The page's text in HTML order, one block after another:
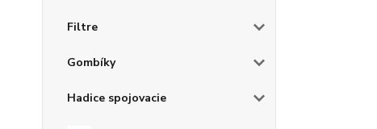
Filtre
Gombíky
Hadice spojovacie